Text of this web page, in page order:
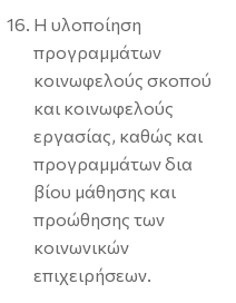
Η υλοποίηση
προγραμμάτων
κοινωφελούς σκοπού
και κοινωφελούς
εργασίας, καθώς και
προγραμμάτων δια
βίου μάθησης και
προώθησης των
κοινωνικών
επιχειρήσεων.